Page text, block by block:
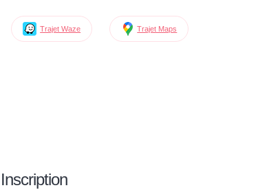
Trajet Waze Trajet Maps
Inscription